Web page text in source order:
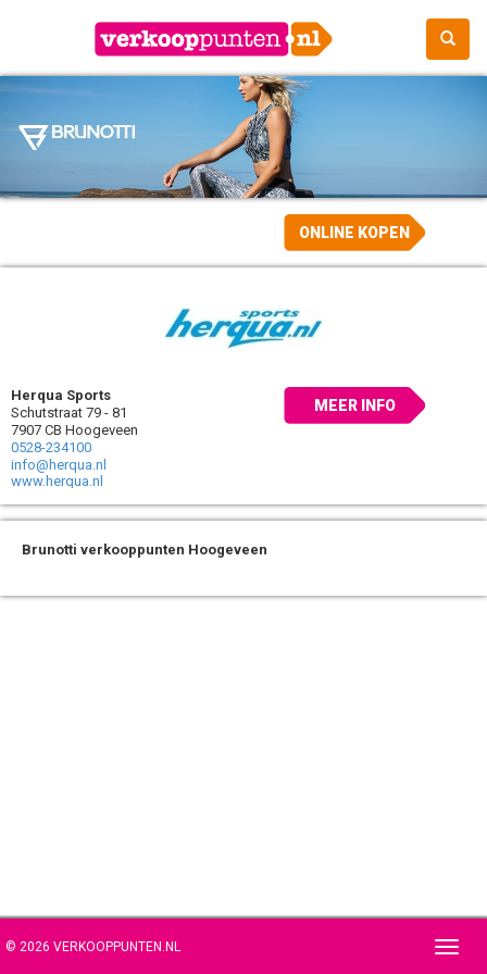
ONLINE KOPEN
Herqua Sports
Schutstraat 79 - 81
7907 CB Hoogeveen
0528-234100
info@herqua.nl
www.herqua.nl
MEER INFO
Brunotti verkooppunten Hoogeveen
© 2026 VERKOOPPUNTEN.NL